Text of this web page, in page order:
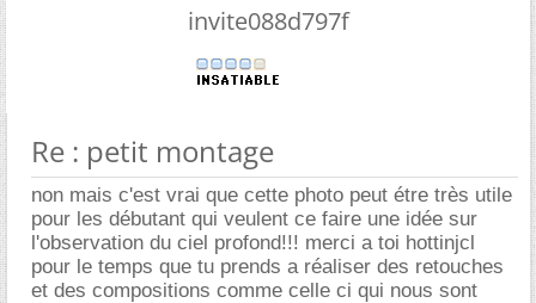
invite088d797f
Re : petit montage
non mais c'est vrai que cette photo peut étre très utile
pour les débutant qui veulent ce faire une idée sur
l'observation du ciel profond!!! merci a toi hottinjcl
pour le temps que tu prends a réaliser des retouches
et des compositions comme celle ci qui nous sont